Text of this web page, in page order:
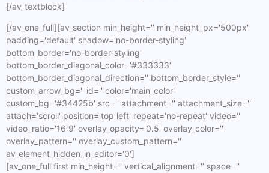
[/av_textblock]
[/av_one_full][av_section min_height='' min_height_px='500px'
padding='default' shadow='no-border-styling'
bottom_border='no-border-styling'
bottom_border_diagonal_color='#333333'
bottom_border_diagonal_direction='' bottom_border_style=''
custom_arrow_bg='' id='' color='main_color'
custom_bg='#34425b' src='' attachment='' attachment_size=''
attach='scroll' position='top left' repeat='no-repeat' video=''
video_ratio='16:9' overlay_opacity='0.5' overlay_color=''
overlay_pattern='' overlay_custom_pattern=''
av_element_hidden_in_editor='0']
[av_one_full first min_height='' vertical_alignment='' space=''